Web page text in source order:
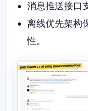
消息推送接口
离线优先架构
性。